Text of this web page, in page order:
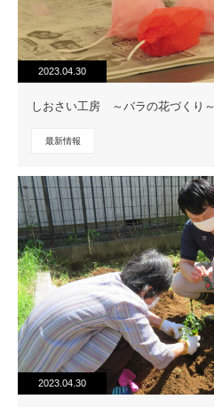
2023.04.30
しおさい工房 ～バラの花づくり～
最新情報
2023.04.30